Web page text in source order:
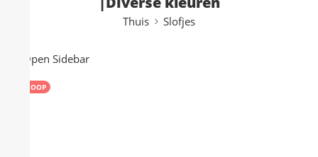
Thuis Slofjes
Open Sidebar
VERKOOP